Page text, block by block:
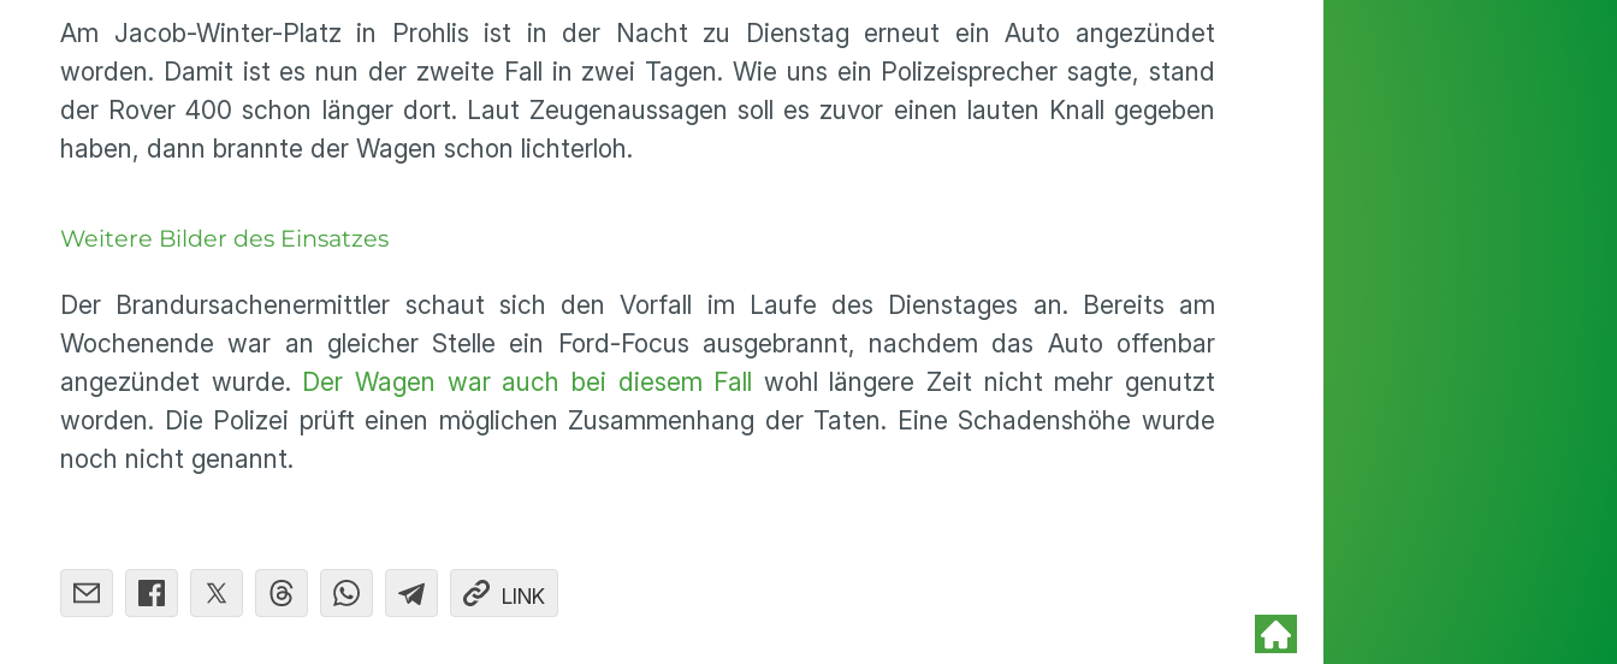
Am Jacob-Winter-Platz in Prohlis ist in der Nacht zu Dienstag erneut ein Auto angezündet
worden. Damit ist es nun der zweite Fall in zwei Tagen. Wie uns ein Polizeisprecher sagte, stand
der Rover 400 schon länger dort. Laut Zeugenaussagen soll es zuvor einen lauten Knall gegeben
haben, dann brannte der Wagen schon lichterloh.
Weitere Bilder des Einsatzes
Der Brandursachenermittler schaut sich den Vorfall im Laufe des Dienstages an. Bereits am
Wochenende war an gleicher Stelle ein Ford-Focus ausgebrannt, nachdem das Auto offenbar
angezündet wurde. Der Wagen war auch bei diesem Fall wohl längere Zeit nicht mehr genutzt
worden. Die Polizei prüft einen möglichen Zusammenhang der Taten. Eine Schadenshöhe wurde
noch nicht genannt.
LINK